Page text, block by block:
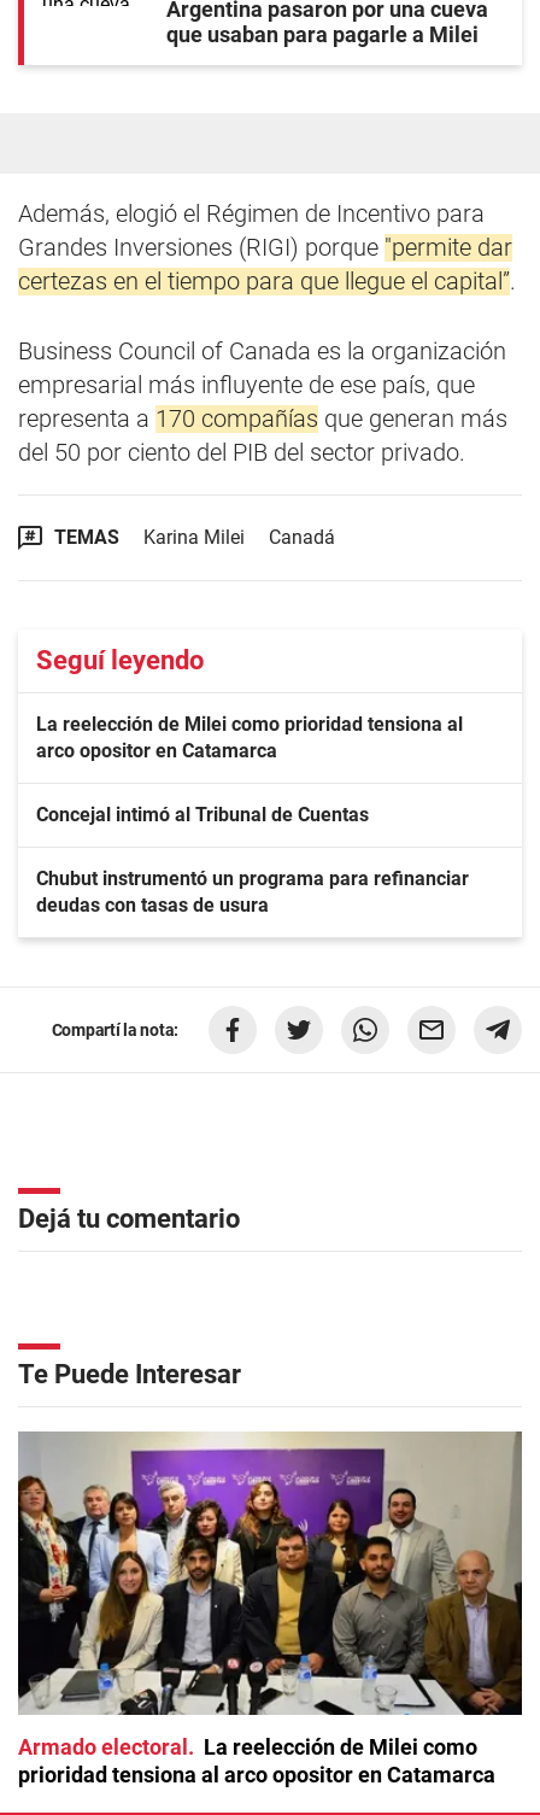
Argentina pasaron por una cueva
que usaban para pagarle a Milei
Además, elogió el Régimen de Incentivo para
Grandes Inversiones (RIGI) porque "permite dar
certezas en el tiempo para que llegue el capital”.
Business Council of Canada es la organización
empresarial más influyente de ese país, que
representa a 170 compañías que generan más
del 50 por ciento del PIB del sector privado.
TEMAS Karina Milei Canadá
Seguí leyendo
La reelección de Milei como prioridad tensiona al
arco opositor en Catamarca
Concejal intimó al Tribunal de Cuentas
Chubut instrumentó un programa para refinanciar
deudas con tasas de usura
Compartí la nota:
Dejá tu comentario
Te Puede Interesar
Armado electoral
La reelección de Milei como
prioridad tensiona al arco opositor en Catamarca